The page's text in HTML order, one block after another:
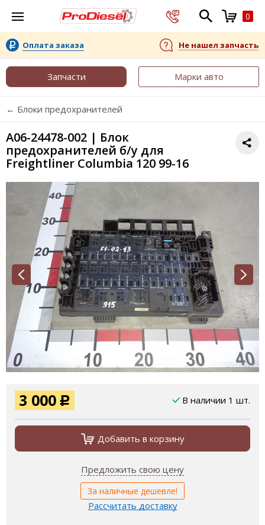
0
Оплата заказа Не нашел запчасть
Запчасти Марки авто
← Блоки предохранителей
A06-24478-002 | Блок
предохранителей б/у для
Freightliner Columbia 120 99-16
3 000 Р В наличии 1 шт.
Добавить в корзину
Предложить свою цену
За наличные дешевле!
Рассчитать доставку